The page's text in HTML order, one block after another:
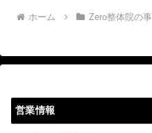
ホーム Zero整体院の事
営業情報